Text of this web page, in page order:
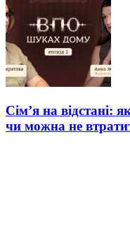
Сім’я на відстані:
чи можна не